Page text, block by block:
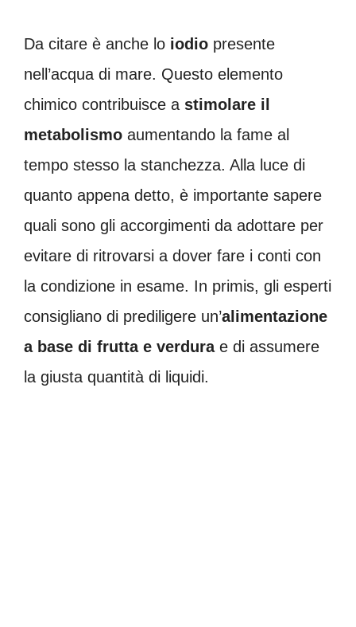
Da citare è anche lo iodio presente
nell’acqua di mare. Questo elemento
chimico contribuisce a stimolare il
metabolismo aumentando la fame al
tempo stesso la stanchezza. Alla luce di
quanto appena detto, è importante sapere
quali sono gli accorgimenti da adottare per
evitare di ritrovarsi a dover fare i conti con
la condizione in esame. In primis, gli esperti
consigliano di prediligere un’alimentazione
a base di frutta e verdurae di assumere
la giusta quantità di liquidi.